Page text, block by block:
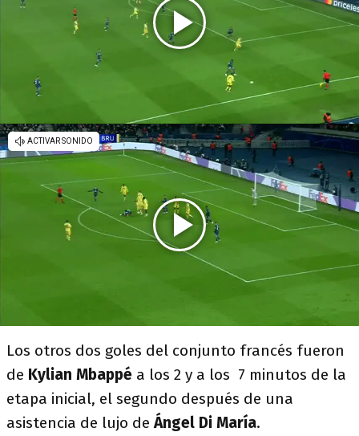
Los otros dos goles del conjunto francés fueron
de Kylian Mbappé a los 2 y a los 7 minutos de la
etapa inicial, el segundo después de una
asistencia de lujo deÁngel Di María.